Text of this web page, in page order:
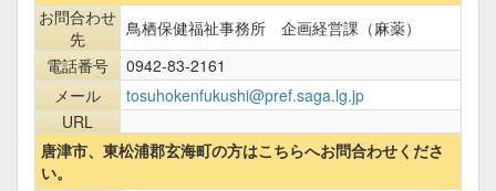
お問合わせ
先
鳥栖保健福祉事務所 企画経営課（麻薬）
電話番号
0942-83-2161
メール
tosuhokenfukushi@pref.saga.lg.jp
URL
唐津市、東松浦郡玄海町の方はこちらへお問合わせくださ
い。